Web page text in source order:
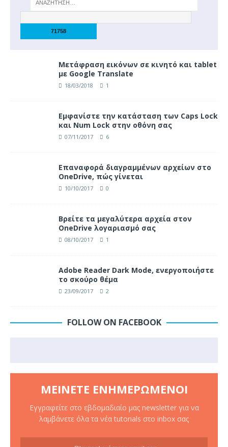
Μετάφραση εικόνων σε κινητό και tablet
με Google Translate
18/03/2018 1
Eμφανίστε την κατάσταση των Caps Lock
και Num Lock στην οθόνη σας
07/11/2017 6
Επαναφορά διαγραμμένων αρχείων στο
OneDrive, πώς γίνεται
10/10/2017 0
Βρείτε τα μεγαλύτερα αρχεία στον
OneDrive λογαριασμό σας
08/10/2017 1
Adobe Reader Dark Mode, ενεργοποιήστε
το σκούρο θέμα
23/09/2017 2
FOLLOW ON FACEBOOK
ΜΕΊΝΕΤΕ ΕΝΗΜΕΡΩΜΈΝΟΙ
Εγγραφείτε στο εβδομαδιαίο μας newsletter για να
λαμβάνετε όλα τα νέα tutorials στο inbox σας